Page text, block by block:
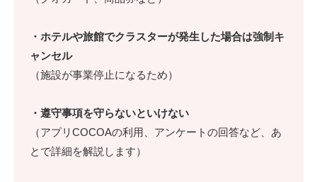
・ホテルや旅館でクラスターが発生した場合は強制キ
ャンセル
（施設が事業停止になるため）
・遵守事項を守らないといけない
（アプリCOCOAの利用、アンケートの回答など、あ
とで詳細を解説します）